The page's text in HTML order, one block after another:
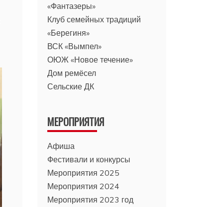
«Фантазеры»
Клуб семейных традиций
«Берегиня»
ВСК «Вымпел»
ОЮЖ «Новое течение»
Дом ремёсел
Сельские ДК
МЕРОПРИЯТИЯ
Афиша
Фестивали и конкурсы
Мероприятия 2025
Мероприятия 2024
Мероприятия 2023 год